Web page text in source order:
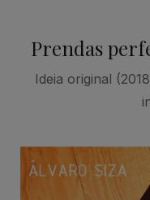
Prendas
Ideia original